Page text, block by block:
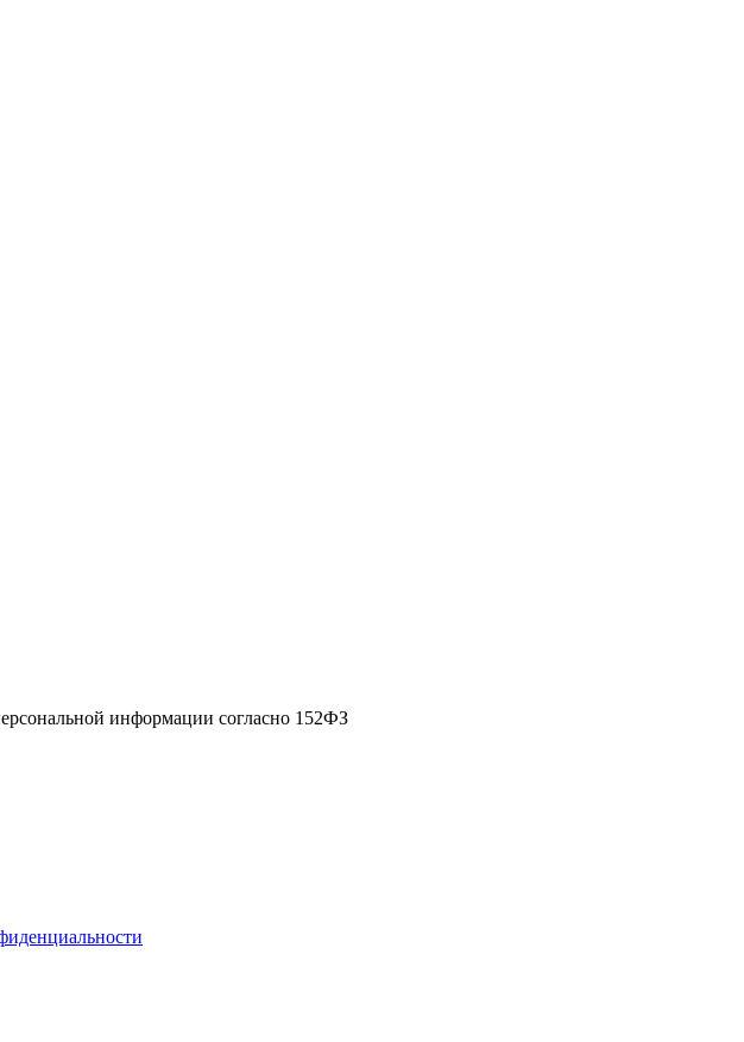
информации согласно 152ФЗ